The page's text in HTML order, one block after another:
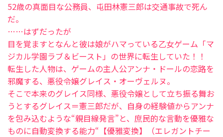
52歳の真面目な公務員、屯田林憲三郎は交通事故で死ん
だ。
……はずだったが
目を覚ますとなんと彼は娘がハマっている乙女ゲーム「マ
ジカル学園ラブ＆ビースト」の世界に転生していた！！
転生した人物は、ゲームの主人公アンナ・ドールの恋路を
邪魔する、悪役令嬢グレイス・オーヴェルヌ。
そこで本来のグレイス同様、悪役令嬢として立ち振る舞お
うとするグレイス＝憲三郎だが、自身の経験値からアンナ
を包み込むような“親目線発言”と、庶民的な言動を優雅な
ものに自動変換する能力“【優雅変換】（エレガントチー